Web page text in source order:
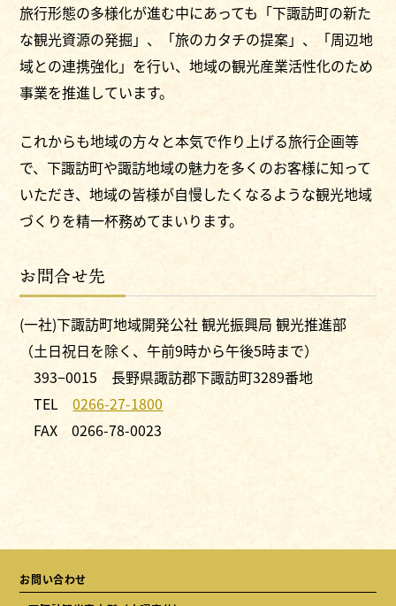
旅行形態の多様化が進む中にあっても「下諏訪町の新た
な観光資源の発掘」、「旅のカタチの提案」、「周辺地
域との連携強化」を行い、地域の観光産業活性化のため
事業を推進しています。
これからも地域の方々と本気で作り上げる旅行企画等
で、下諏訪町や諏訪地域の魅力を多くのお客様に知って
いただき、地域の皆様が自慢したくなるような観光地域
づくりを精一杯務めてまいります。
お問合せ先
(一社)下諏訪町地域開発公社 観光振興局 観光推進部
（土日祝日を除く、午前9時から午後5時まで）
393−0015 長野県諏訪郡下諏訪町3289番地
TEL0266-27-1800
FAX 0266-78-0023
お問い合わせ